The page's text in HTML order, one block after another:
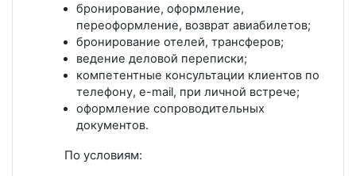
бронирование, оформление,
переоформление, возврат авиабилетов;
бронирование отелей, трансферов;
ведение деловой переписки;
компетентные консультации клиентов по
телефону, е-mail, при личной встрече;
оформление сопроводительных
документов.
По условиям: